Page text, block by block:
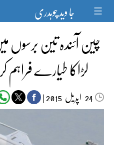
content جا وید چوہدری
لڑاکا طیارے فراہم
24 اپریل‬‮ |